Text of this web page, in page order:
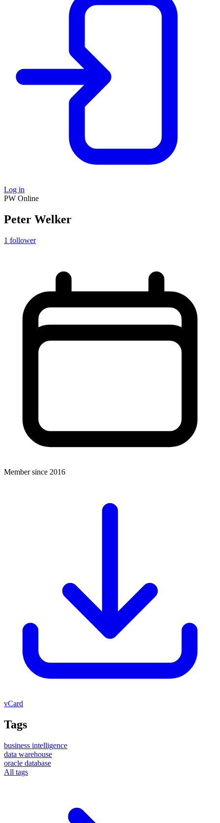
Log in
PW Online
Peter Welker
1 follower
Member since 2016
vCard
Tags
business intelligence
data warehouse
oracle database
All tags